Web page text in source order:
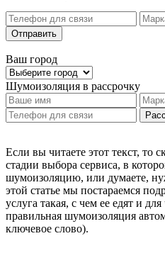
Отправить
Ваш город
Шумоизоляция в рассрочку
Если вы читаете этот текст, то
стадии выбора сервиса, в
шумоизоляцию, или думаете,
этой статье мы постараемся
услуга такая, с чем ее едят и
правильная шумоизоляция
ключевое слово).